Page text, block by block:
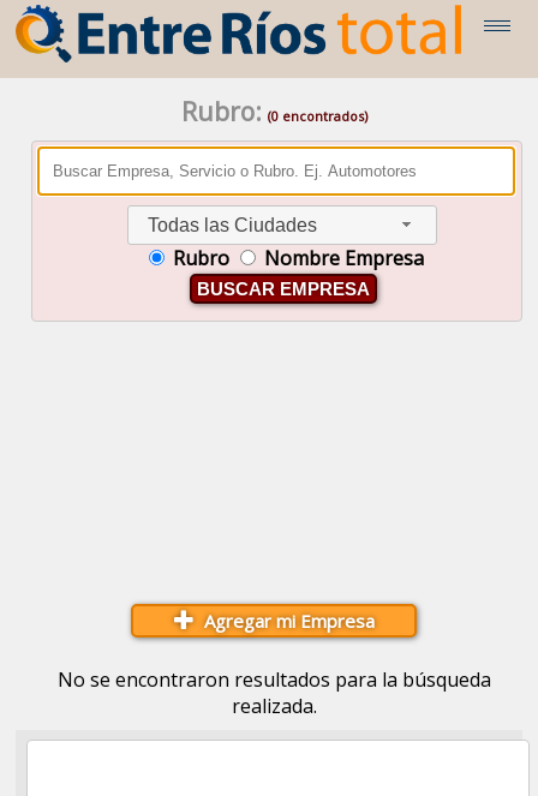
Rubro: (0 encontrados)
Todas las Ciudades
Rubro Nombre Empresa
BUSCAR EMPRESA
Agregar mi Empresa
No se encontraron resultados para la búsqueda
realizada.